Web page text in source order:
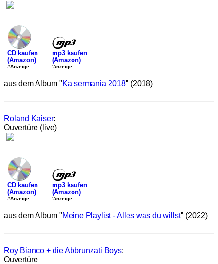
CD kaufen
(Amazon)
#Anzeige
mp3 kaufen
(Amazon)
'Anzeige
aus dem Album "Kaisermania 2018" (2018)
Roland Kaiser:
Ouvertüre (live)
CD kaufen
(Amazon)
#Anzeige
mp3 kaufen
(Amazon)
'Anzeige
aus dem Album "Meine Playlist - Alles was du willst" (2022)
Roy Bianco + die Abbrunzati Boys:
Ouvertüre